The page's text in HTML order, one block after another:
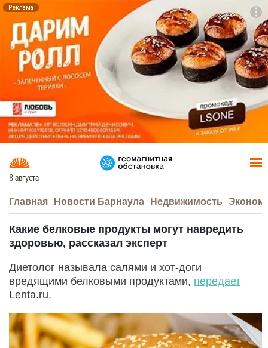
Реклама
8 августа
Главная Новости Барнаула Недвижимость
Какие белковые продукты могут навредить
здоровью, рассказал эксперт
Диетолог называла салями и хот-доги
вредящими белковыми продуктами, передает
Lenta.ru.